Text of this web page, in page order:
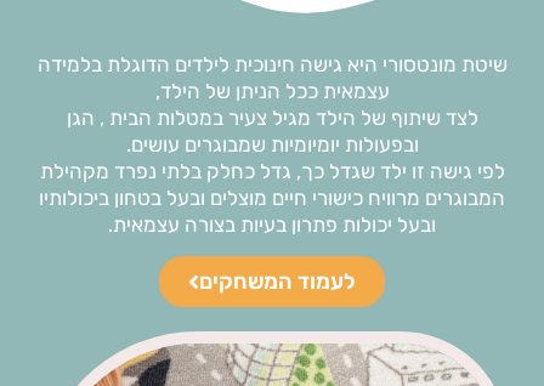
שיטת מונטסורי היא גישה חינוכית לילדים הדוגלת בלמידה
עצמאית ככל הניתן של הילד,
לצד שיתוף של הילד מגיל צעיר במטלות הבית , הגן
ובפעולות יומיומיות שמבוגרים עושים.
לפי גישה זו ילד שגדל כך, גדל כחלק בלתי נפרד מקהילת
המבוגרים מרוויח כישורי חיים מוצלים ובעל בטחון ביכולותיו
ובעל יכולות פתרון בעיות בצורה עצמאית.
לעמוד המשחקים